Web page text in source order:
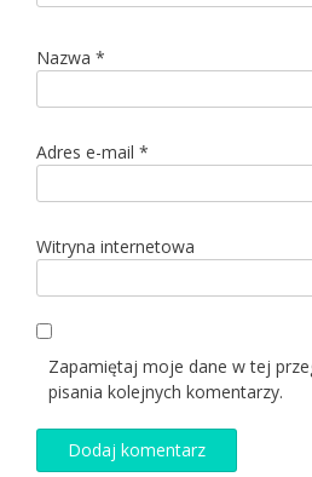
Nazwa *
Adres e-mail *
Witryna internetowa
Zapamiętaj moje dane w tej
pisania kolejnych komentarzy.